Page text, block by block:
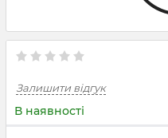
Залишити відгук
В наявності